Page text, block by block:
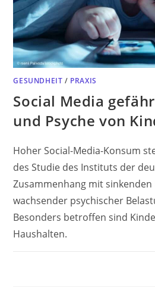
GESUNDHEIT / PRAXIS
Social Media
und Psyche von
Hoher Social-Media-Konsum
des Studie des Instituts der
Zusammenhang mit sinkenden
wachsender psychischer
Besonders betroffen sind
Haushalten.